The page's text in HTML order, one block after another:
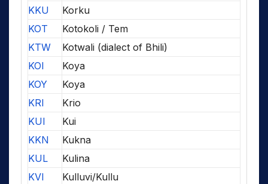
KKU
Korku
KOT
Kotokoli / Tem
KTW
Kotwali (dialect of Bhili)
KOI
Koya
KOY
Koya
KRI
Krio
KUI
Kui
KKN
Kukna
KUL
Kulina
KVI
Kulluvi/Kullu